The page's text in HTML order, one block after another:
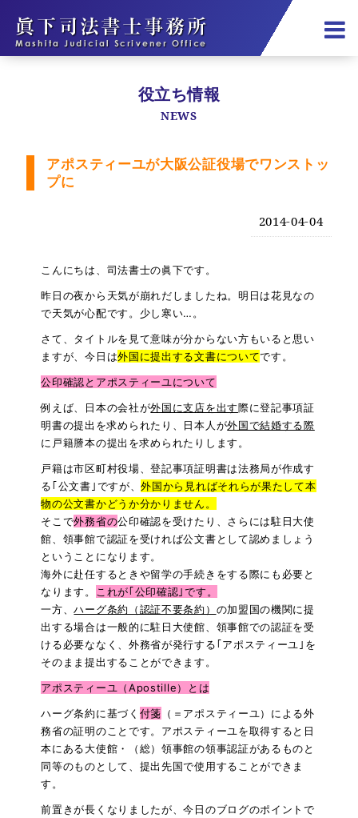
役立ち情報
NEWS
アポスティーユが大阪公証役場でワンストッ
プに
2014-04-04
こんにちは、司法書士の眞下です。
昨日の夜から天気が崩れだしましたね。明日は花見なの
で天気が心配です。少し寒い…。
さて、タイトルを見て意味が分からない方もいると思い
ますが、今日は外国に提出する文書についてです。
公印確認とアポスティーユについて
例えば、日本の会社が外国に支店を出す際に登記事項証
明書の提出を求められたり、日本人が外国で結婚する際
に戸籍謄本の提出を求められたりします。
戸籍は市区町村役場、登記事項証明書は法務局が作成す
る｢公文書｣ですが、外国から見ればそれらが果たして本
物の公文書かどうか分かりません 。
そこで外務省の公印確認を受けたり、さらには駐日大使
館、領事館で認証を受ければ公文書として認めましょう
ということになります。
海外に赴任するときや留学の手続きをする際にも必要と
なります。
これが｢公印確認｣です。
一方、ハーグ条約（認証不要条約） の加盟国の機関に提
出する場合は一般的に駐日大使館、領事館での認証を受
ける必要ななく、外務省が発行する｢アポスティーユ｣を
そのまま提出することができます。
アポスティーユ（Apostille）とは
ハーグ条約に基づく 付箋 （＝アポスティーユ）による外
務省の証明のことです。アポスティーユを取得すると日
本にある大使館・（総）領事館の領事認証があるものと
同等のものとして、提出先国で使用することができま
す。
前置きが長くなりましたが、今日のブログのポイントで